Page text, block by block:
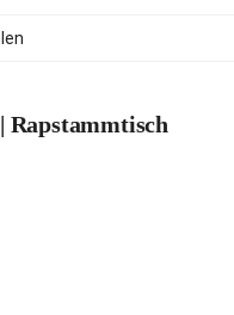
Rapstammtisch